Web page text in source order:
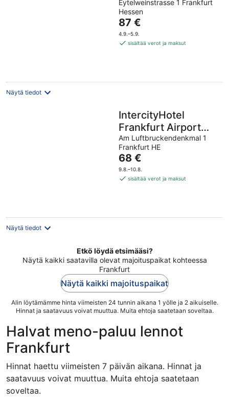
Eytelweinstrasse 1 Frankfurt
Hessen
Hinta
on
87 €
87 €
4.9.–5.9.
sisältää verot ja maksut
Näytä tiedot
IntercityHotel
Frankfurt Airport
Terminal 3
Am Luftbruckendenkmal 1
Frankfurt HE
Hinta
on
68 €
68 €
9.8.–10.8.
sisältää verot ja maksut
Näytä tiedot
Etkö löydä etsimääsi?
Näytä kaikki saatavilla olevat majoituspaikat kohteessa
Frankfurt
Näytä kaikki majoituspaikat
Alin löytämämme hinta viimeisten 24 tunnin aikana 1 yölle ja 2 aikuiselle.
Hinnat ja saatavuus voivat muuttua. Muita ehtoja saatetaan soveltaa.
Halvat meno-paluu lennot
Frankfurt
Hinnat haettu viimeisten 7 päivän aikana. Hinnat ja
saatavuus voivat muuttua. Muita ehtoja saatetaan
soveltaa.